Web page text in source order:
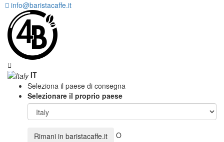
info@baristacaffe.it
IT
Seleziona il paese di consegna
Selezionare il proprio paese
Rimani in baristacaffe.it O